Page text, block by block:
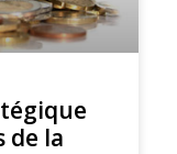
de la